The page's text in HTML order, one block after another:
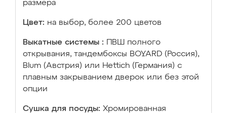
размера
Цвет: на выбор, более 200 цветов
Выкатные системы :
ПВШ полного
открывания, тандембоксы BOYARD (Россия),
Blum (Австрия) или Hettich (Германия) с
плавным закрыванием дверок или без этой
опции
Сушка для посуды: Хромированная